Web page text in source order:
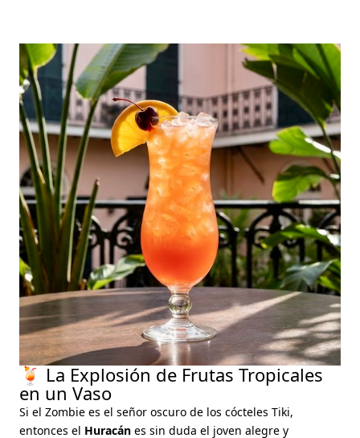
🍹 La Explosión de Frutas Tropicales
en un Vaso
Si el Zombie es el señor oscuro de los cócteles Tiki,
entonces el Huracán es sin duda el joven alegre y